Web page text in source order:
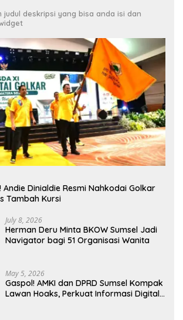
judul deskripsi yang bisa anda isi dan
Andie Dinialdie Resmi Nahkodai Golkar
Tambah Kursi
July 8, 2026
Herman Deru Minta BKOW Sumsel Jadi
Navigator bagi 51 Organisasi Wanita
May 5, 2026
Gaspol! AMKI dan DPRD Sumsel Kompak
Lawan Hoaks, Perkuat Informasi Digital